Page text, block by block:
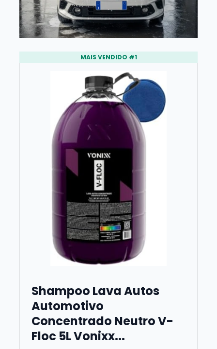
MAIS VENDIDO #1
Shampoo Lava Autos
Automotivo
Concentrado Neutro V-
Floc 5L Vonixx...